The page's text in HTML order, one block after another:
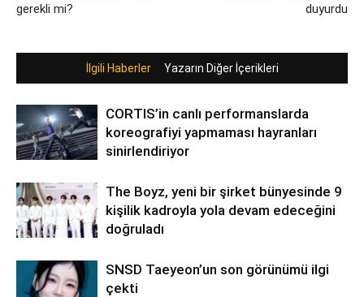
gerekli mi?
duyurdu
İlgili Haberler Yazarın Diğer İçerikleri
CORTIS’in canlı performanslarda
koreografiyi yapmaması hayranları
sinirlendiriyor
The Boyz, yeni bir şirket bünyesinde 9
kişilik kadroyla yola devam edeceğini
doğruladı
SNSD Taeyeon’un son görünümü ilgi
çekti